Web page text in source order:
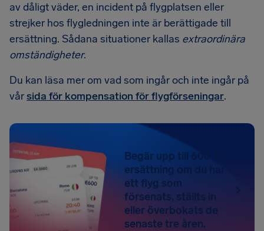
av dåligt väder, en incident på flygplatsen eller
strejker hos flygledningen inte är berättigade till
ersättning. Sådana situationer kallas extraordinära
omständigheter.
Du kan läsa mer om vad som ingår och inte ingår på
vårsida för kompensation för flygförseningar.
Begär upp till 600 € i
ersättning om du har
ett flyg som
försenats, ställts in
eller överbokats de
senaste tre åren.